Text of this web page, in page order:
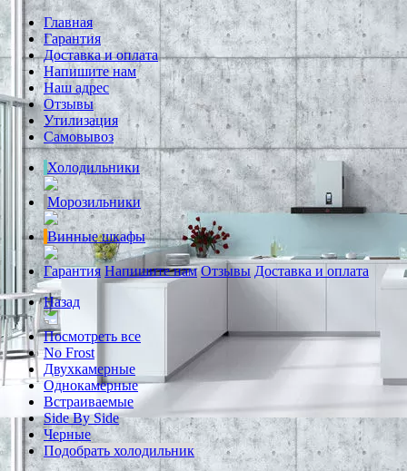
Главная
Гарантия
Доставка и оплата
Напишите нам
Наш адрес
Отзывы
Утилизация
Самовывоз
Холодильники
Морозильники
Винные шкафы
Гарантия Напишите нам Отзывы Доставка и оплата
Назад
Посмотреть все
No Frost
Двухкамерные
Однокамерные
Встраиваемые
Side By Side
Черные
Подобрать холодильник